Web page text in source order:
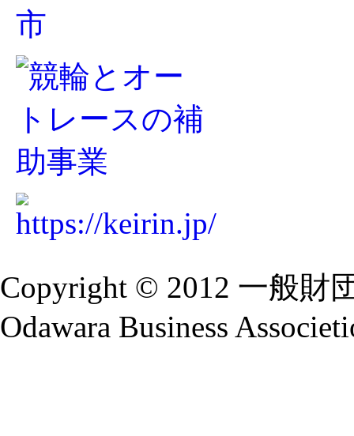
Copyright © 2012 一般財
Odawara Business